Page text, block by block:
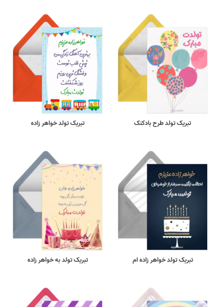
تبریک تولد طرح بادکنک تبریک تولد خواهر زاده
تبریک تولد خواهر زاده ام تبریک تولد به خواهر زاده